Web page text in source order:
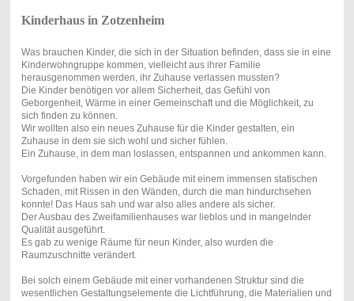
Kinderhaus in Zotzenheim
Was brauchen Kinder, die sich in der Situation befinden, dass sie in eine
Kinderwohngruppe kommen, vielleicht aus ihrer Familie
herausgenommen werden, ihr Zuhause verlassen mussten?
Die Kinder benötigen vor allem Sicherheit, das Gefühl von
Geborgenheit, Wärme in einer Gemeinschaft und die Möglichkeit, zu
sich finden zu können.
Wir wollten also ein neues Zuhause für die Kinder gestalten, ein
Zuhause in dem sie sich wohl und sicher fühlen.
Ein Zuhause, in dem man loslassen, entspannen und ankommen kann.
Vorgefunden haben wir ein Gebäude mit einem immensen statischen
Schaden, mit Rissen in den Wänden, durch die man hindurchsehen
konnte! Das Haus sah und war also alles andere als sicher.
Der Ausbau des Zweifamilienhauses war lieblos und in mangelnder
Qualität ausgeführt.
Es gab zu wenige Räume für neun Kinder, also wurden die
Raumzuschnitte verändert.
Bei solch einem Gebäude mit einer vorhandenen Struktur sind die
wesentlichen Gestaltungselemente die Lichtführung, die Materialien und